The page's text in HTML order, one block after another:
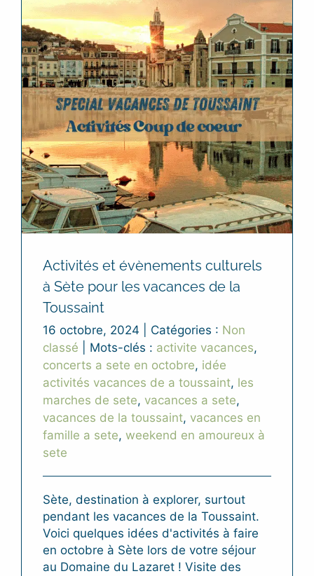
Activités et évènements culturels
à Sète pour les vacances de la
Toussaint
16 octobre, 2024 Catégories : Non
classé
Mots-clés : activite vacances,
concerts a sete en octobre, idée
activités vacances de a toussaint, les
marches de sete, vacances a sete,
vacances de la toussaint, vacances en
famille a sete, weekend en amoureux à
sete
Sète, destination à explorer, surtout
pendant les vacances de la Toussaint.
Voici quelques idées d'activités à faire
en octobre à Sète lors de votre séjour
au Domaine du Lazaret ! Visite des